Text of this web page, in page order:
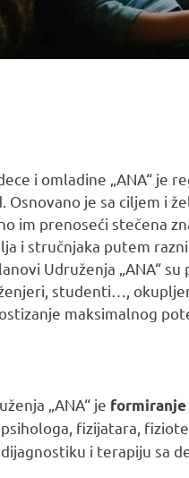
i omladine „ANA“ je
Osnovano je sa ciljem i
im prenoseći stečena
i stručnjaka putem
Udruženja „ANA“
studenti…,
maksimalnog
„ANA“ je formiranje
fizijatara,
i terapiju sa